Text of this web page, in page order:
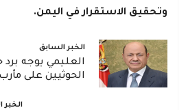
وتحقيق الاستقرار في اليمن.
الخبر السابق
العليمي يوجه برد
الحوثيين على
الخبر